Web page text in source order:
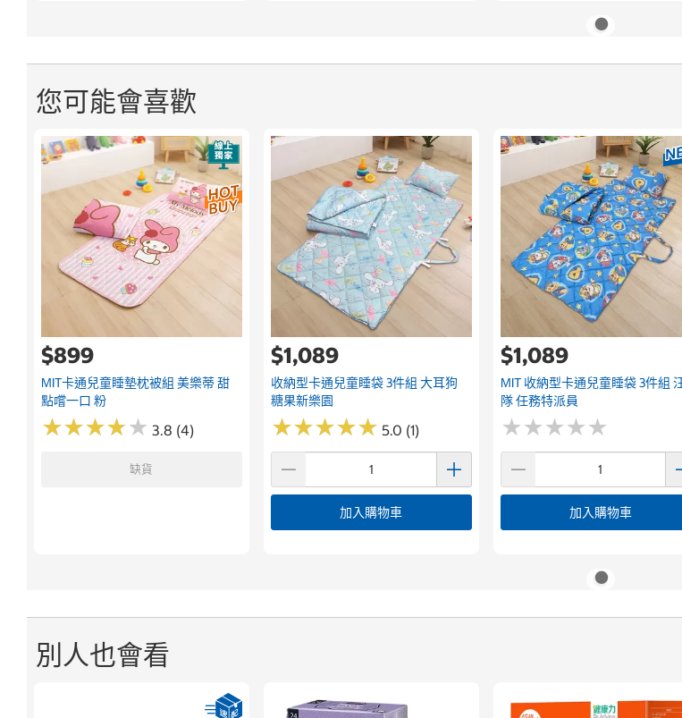
您可能會喜歡
$899
MIT卡通兒童睡墊枕被組 美樂蒂 甜
點嚐一口 粉
★★★★★
★★★★★ 3.8 (4)
缺貨
$1,089
收納型卡通兒童睡袋 3件組 大耳狗
糖果新樂園
★★★★★
★★★★★ 5.0 (1)
加入購物車
$1,089
MIT 收納型卡通兒童睡袋 3件組
隊 任務特派員
★★★★★
★★★★★
加入購物車
別人也會看